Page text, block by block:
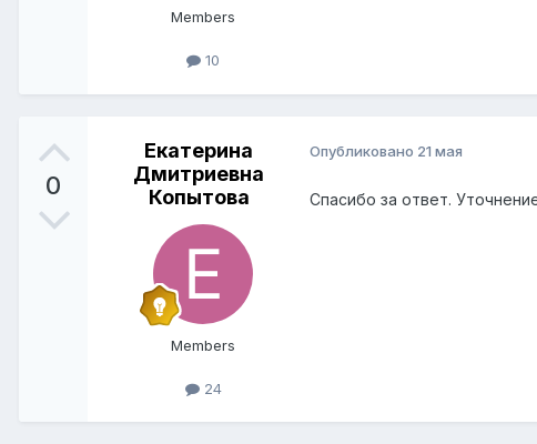
Members
10
0
Екатерина
Дмитриевна
Копытова
Members
24
Опубликовано 21 мая
Спасибо за ответ.